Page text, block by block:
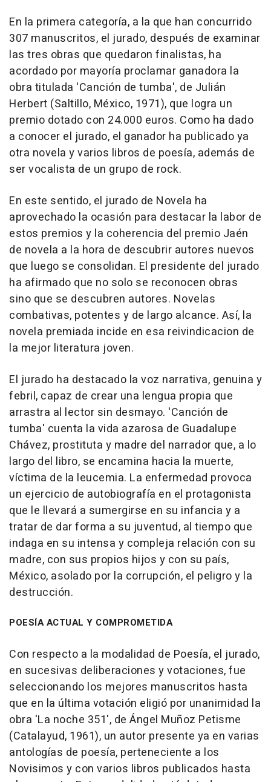
En la primera categoría, a la que han concurrido
307 manuscritos, el jurado, después de examinar
las tres obras que quedaron finalistas, ha
acordado por mayoría proclamar ganadora la
obra titulada 'Canción de tumba', de Julián
Herbert (Saltillo, México, 1971), que logra un
premio dotado con 24.000 euros. Como ha dado
a conocer el jurado, el ganador ha publicado ya
otra novela y varios libros de poesía, además de
ser vocalista de un grupo de rock.
En este sentido, el jurado de Novela ha
aprovechado la ocasión para destacar la labor de
estos premios y la coherencia del premio Jaén
de novela a la hora de descubrir autores nuevos
que luego se consolidan. El presidente del jurado
ha afirmado que no solo se reconocen obras
sino que se descubren autores. Novelas
combativas, potentes y de largo alcance. Así, la
novela premiada incide en esa reivindicacion de
la mejor literatura joven.
El jurado ha destacado la voz narrativa, genuina y
febril, capaz de crear una lengua propia que
arrastra al lector sin desmayo. 'Canción de
tumba' cuenta la vida azarosa de Guadalupe
Chávez, prostituta y madre del narrador que, a lo
largo del libro, se encamina hacia la muerte,
víctima de la leucemia. La enfermedad provoca
un ejercicio de autobiografía en el protagonista
que le llevará a sumergirse en su infancia y a
tratar de dar forma a su juventud, al tiempo que
indaga en su intensa y compleja relación con su
madre, con sus propios hijos y con su país,
México, asolado por la corrupción, el peligro y la
destrucción.
POESÍA ACTUAL Y COMPROMETIDA
Con respecto a la modalidad de Poesía, el jurado,
en sucesivas deliberaciones y votaciones, fue
seleccionando los mejores manuscritos hasta
que en la última votación eligió por unanimidad la
obra 'La noche 351', de Ángel Muñoz Petisme
(Catalayud, 1961), un autor presente ya en varias
antologías de poesía, perteneciente a los
Novisimos y con varios libros publicados hasta